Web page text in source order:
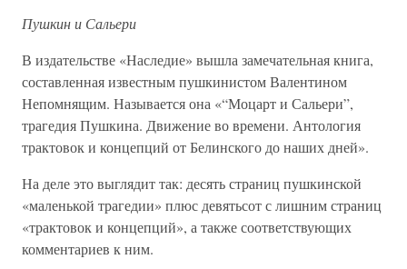
Пушкин и Сальери
В издательстве «Наследие» вышла замечательная книга,
составленная известным пушкинистом Валентином
Непомнящим. Называется она «“Моцарт и Сальери”,
трагедия Пушкина. Движение во времени. Антология
трактовок и концепций от Белинского до наших дней».
На деле это выглядит так: десять страниц пушкинской
«маленькой трагедии» плюс девятьсот с лишним страниц
«трактовок и концепций», а также соответствующих
комментариев к ним.